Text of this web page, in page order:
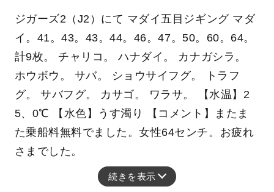
ジガーズ2（J2）にて マダイ五目ジギング マダ
イ。41。43。43。44。46。47。50。60。64。
計9枚。 チャリコ。 ハナダイ。 カナガシラ。
ホウボウ。 サバ。 ショウサイフグ。 トラフ
グ。 サバフグ。 カサゴ。 ワラサ。 【水温】2
5、0℃ 【水色】うす濁り 【コメント】またま
た乗船料無料でました。女性64センチ。お疲れ
さまでした。
続きを表示